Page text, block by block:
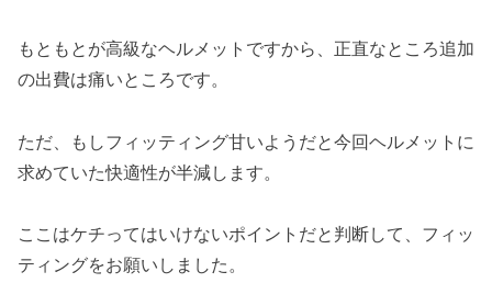
もともとが高級なヘルメットですから、正直なところ追加
の出費は痛いところです。
ただ、もしフィッティング甘いようだと今回ヘルメットに
求めていた快適性が半減します。
ここはケチってはいけないポイントだと判断して、フィッ
ティングをお願いしました。